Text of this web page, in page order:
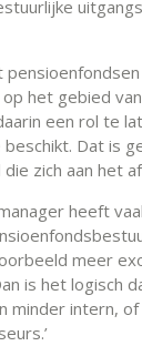
het gebied
een rol te
Dat is
zich aan het
heeft
meer
is het logisch
minder intern,